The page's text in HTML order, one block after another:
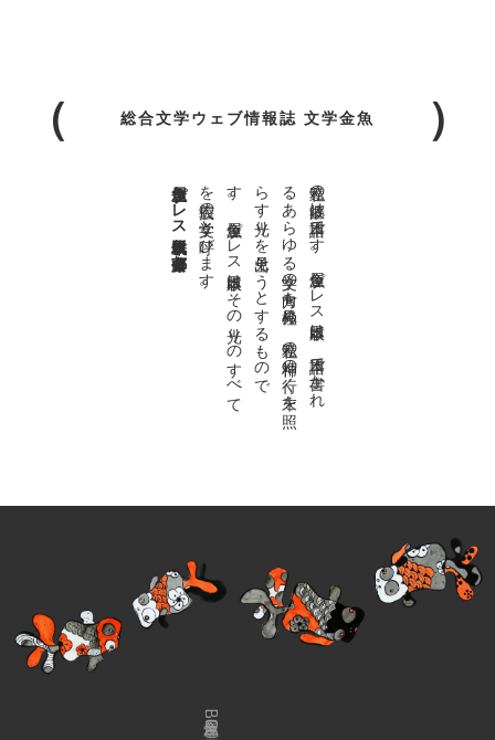
総合文学ウェブ情報誌 文学金魚
私達の
故郷は
日本語で
す
。
金魚屋プ
レ
ス
日本版は
、
日本語で
書か
れ
る
あ
ら
ゆ
る
文学の
方向を
見極め
、
私達の
精神の
行く
末を
照
ら
す
光り
を
見出そ
う
と
す
る
も
の
で
す
。
金魚屋プ
レ
ス
日本版は
そ
の
光り
の
す
べ
て
を
広義の
文学と
呼び
ま
す
。
金魚屋プレス日本版代表 齋藤都